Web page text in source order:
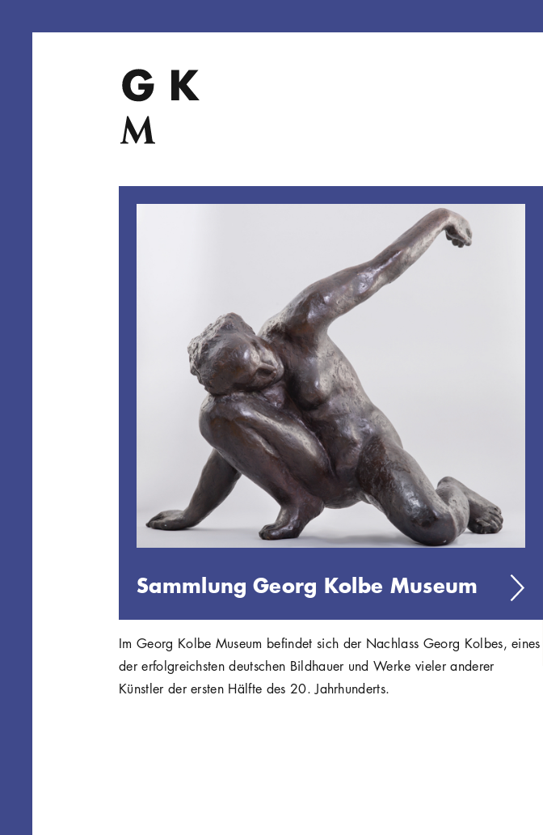
Sammlung Georg Kolbe Museum
Im Georg Kolbe Museum befindet sich der Nachlass Georg Kolbes, eines
der erfolgreichsten deutschen Bildhauer und Werke vieler anderer
Künstler der ersten Hälfte des 20. Jahrhunderts.